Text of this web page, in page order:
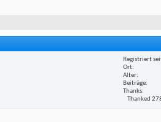
Registriert
Ort
Alter
Beiträge
Thanks
Thanked